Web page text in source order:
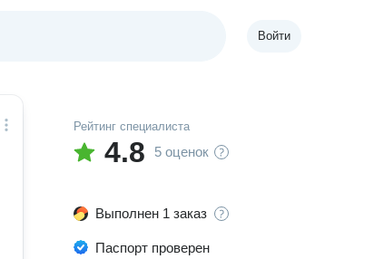
Войти
Рейтинг специалиста
4.8 5 оценок
Выполнен 1 заказ
Паспорт проверен